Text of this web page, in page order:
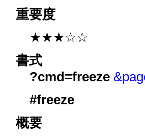
重要度
★★★☆☆
書式
?cmd=freeze
#freeze
概要